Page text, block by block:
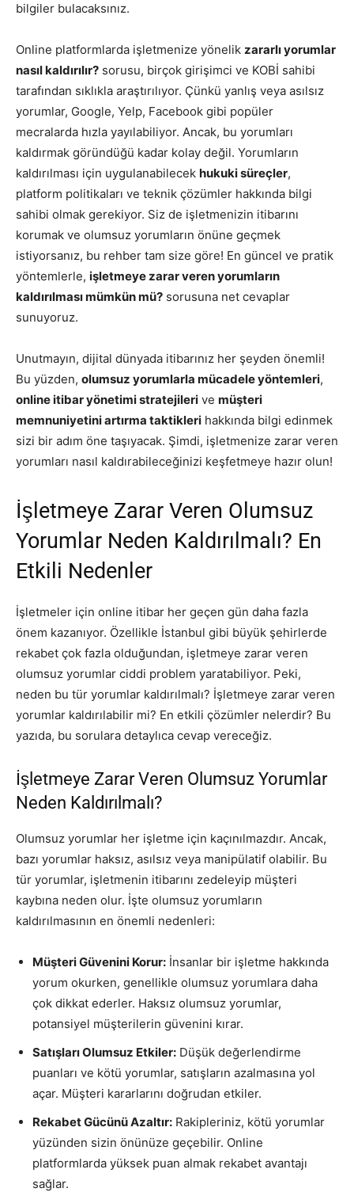
bilgiler bulacaksınız.
Online platformlarda işletmenize yönelik zararlı yorumlar
nasıl kaldırılır? sorusu, birçok girişimci ve KOBİ sahibi
tarafından sıklıkla araştırılıyor. Çünkü yanlış veya asılsız
yorumlar, Google, Yelp, Facebook gibi popüler
mecralarda hızla yayılabiliyor. Ancak, bu yorumları
kaldırmak göründüğü kadar kolay değil. Yorumların
kaldırılması için uygulanabilecek hukuki süreçler,
platform politikaları ve teknik çözümler hakkında bilgi
sahibi olmak gerekiyor. Siz de işletmenizin itibarını
korumak ve olumsuz yorumların önüne geçmek
istiyorsanız, bu rehber tam size göre! En güncel ve pratik
yöntemlerle, işletmeye zarar veren yorumların
kaldırılması mümkün mü? sorusuna net cevaplar
sunuyoruz.
Unutmayın, dijital dünyada itibarınız her şeyden önemli!
Bu yüzden, olumsuz yorumlarla mücadele yöntemleri,
online itibar yönetimi stratejileri ve müşteri
memnuniyetini artırma taktikleri hakkında bilgi edinmek
sizi bir adım öne taşıyacak. Şimdi, işletmenize zarar veren
yorumları nasıl kaldırabileceğinizi keşfetmeye hazır olun!
İşletmeye Zarar Veren Olumsuz
Yorumlar Neden Kaldırılmalı? En
Etkili Nedenler
İşletmeler için online itibar her geçen gün daha fazla
önem kazanıyor. Özellikle İstanbul gibi büyük şehirlerde
rekabet çok fazla olduğundan, işletmeye zarar veren
olumsuz yorumlar ciddi problem yaratabiliyor. Peki,
neden bu tür yorumlar kaldırılmalı? İşletmeye zarar veren
yorumlar kaldırılabilir mi? En etkili çözümler nelerdir? Bu
yazıda, bu sorulara detaylıca cevap vereceğiz.
İşletmeye Zarar Veren Olumsuz Yorumlar
Neden Kaldırılmalı?
Olumsuz yorumlar her işletme için kaçınılmazdır. Ancak,
bazı yorumlar haksız, asılsız veya manipülatif olabilir. Bu
tür yorumlar, işletmenin itibarını zedeleyip müşteri
kaybına neden olur. İşte olumsuz yorumların
kaldırılmasının en önemli nedenleri:
Müşteri Güvenini Korur: İnsanlar bir işletme hakkında
yorum okurken, genellikle olumsuz yorumlara daha
çok dikkat ederler. Haksız olumsuz yorumlar,
potansiyel müşterilerin güvenini kırar.
Satışları Olumsuz Etkiler: Düşük değerlendirme
puanları ve kötü yorumlar, satışların azalmasına yol
açar. Müşteri kararlarını doğrudan etkiler.
Rekabet Gücünü Azaltır: Rakipleriniz, kötü yorumlar
yüzünden sizin önünüze geçebilir. Online
platformlarda yüksek puan almak rekabet avantajı
sağlar.